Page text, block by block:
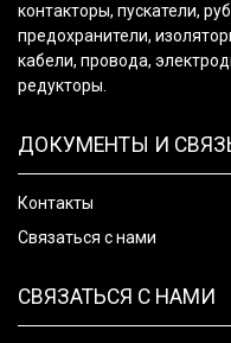
контакторы, пускатели,
предохранители,
кабели, провода,
редукторы.
ДОКУМЕНТЫ И
Контакты
Связаться с нами
СВЯЗАТЬСЯ С НАМИ